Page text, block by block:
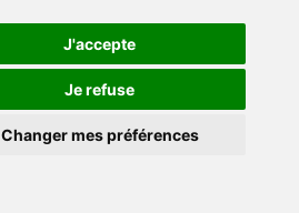
J'accepte
Je refuse
Changer mes préférences